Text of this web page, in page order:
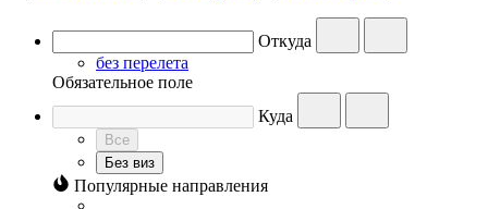
Откуда
без перелета
Обязательное поле
Куда
Все
Без виз
Популярные направления